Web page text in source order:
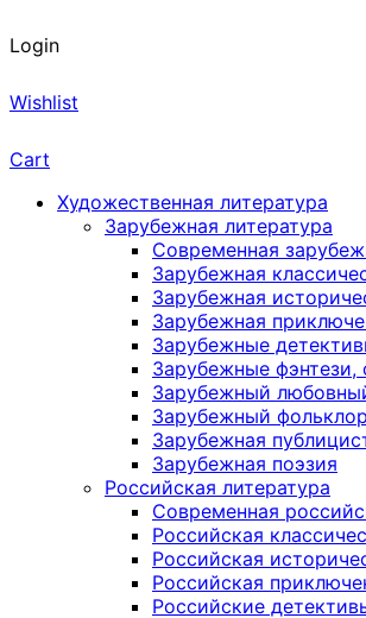
Login
Wishlist
Cart
Художественная литература
Зарубежная литература
Современная
Зарубежная
Зарубежная
Зарубежная
Зарубежные
Зарубежные
Зарубежный
Зарубежный фольклор
Зарубежная
Зарубежная поэзия
Российская литература
Современная
Российская
Российская
Российская
Российские